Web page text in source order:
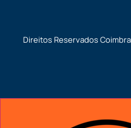
Direitos Reservados